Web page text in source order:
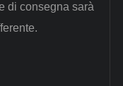
di consegna sarà